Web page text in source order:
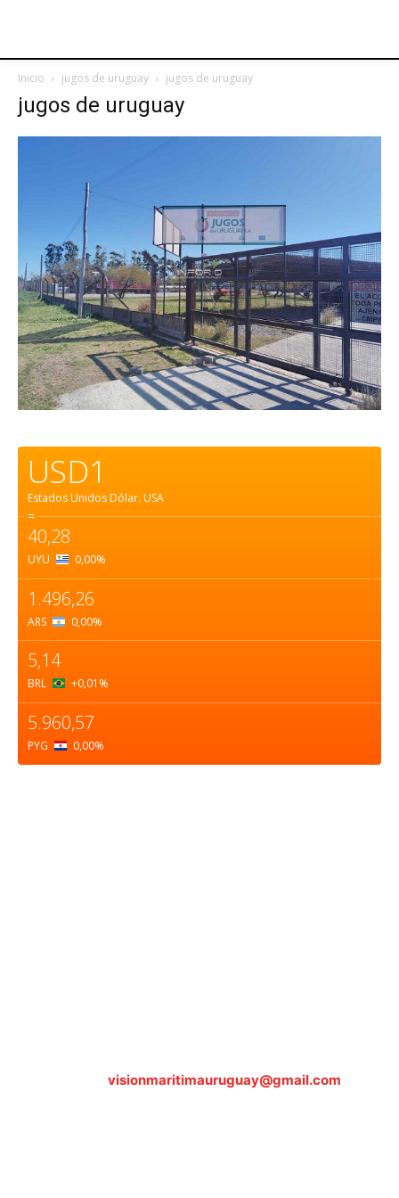
Inicio jugos de uruguay jugos de uruguay
jugos de uruguay
USD1
Estados Unidos Dólar. USA
=
40,28
UYU 0,00%
1.496,26
ARS 0,00%
5,14
BRL +0,01 %
5.960,57
PYG 0,00%
visionmaritimauruguay@gmail.com